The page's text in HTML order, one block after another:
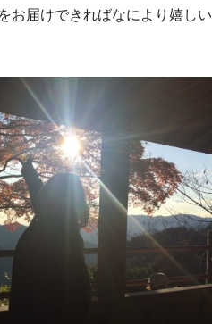
お届けできればなにより嬉しい